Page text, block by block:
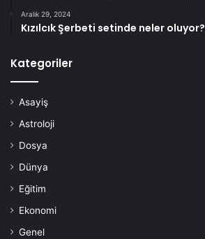
Aralık 29, 2024
Kızılcık Şerbeti setinde neler oluyor?
Kategoriler
Asayiş
Astroloji
Dosya
Dünya
Eğitim
Ekonomi
Genel